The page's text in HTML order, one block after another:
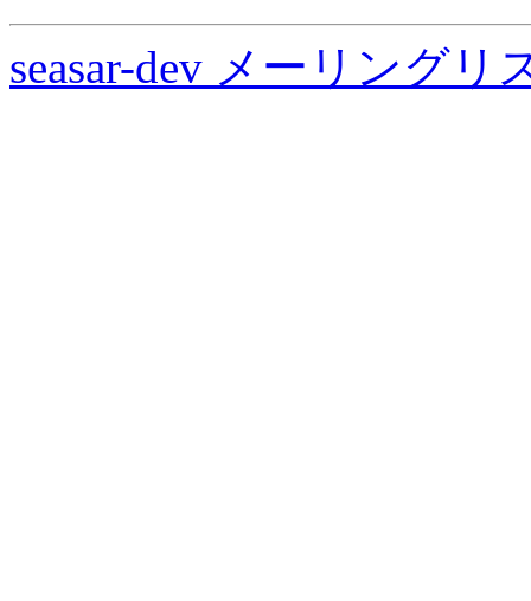
seasar-dev メーリングリ